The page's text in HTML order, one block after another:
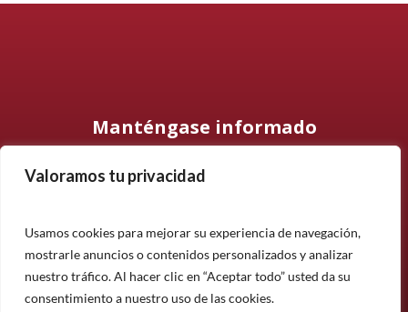
Valoramos tu privacidad
Usamos cookies para mejorar su experiencia de navegación,
mostrarle anuncios o contenidos personalizados y analizar
nuestro tráfico. Al hacer clic en “Aceptar todo” usted da su
consentimiento a nuestro uso de las cookies.
Manténgase informado
Suscríbase a nuestro boletín informativo y manténgase
noticias.
Suscríbete
¿Tiene alguna pregunta?